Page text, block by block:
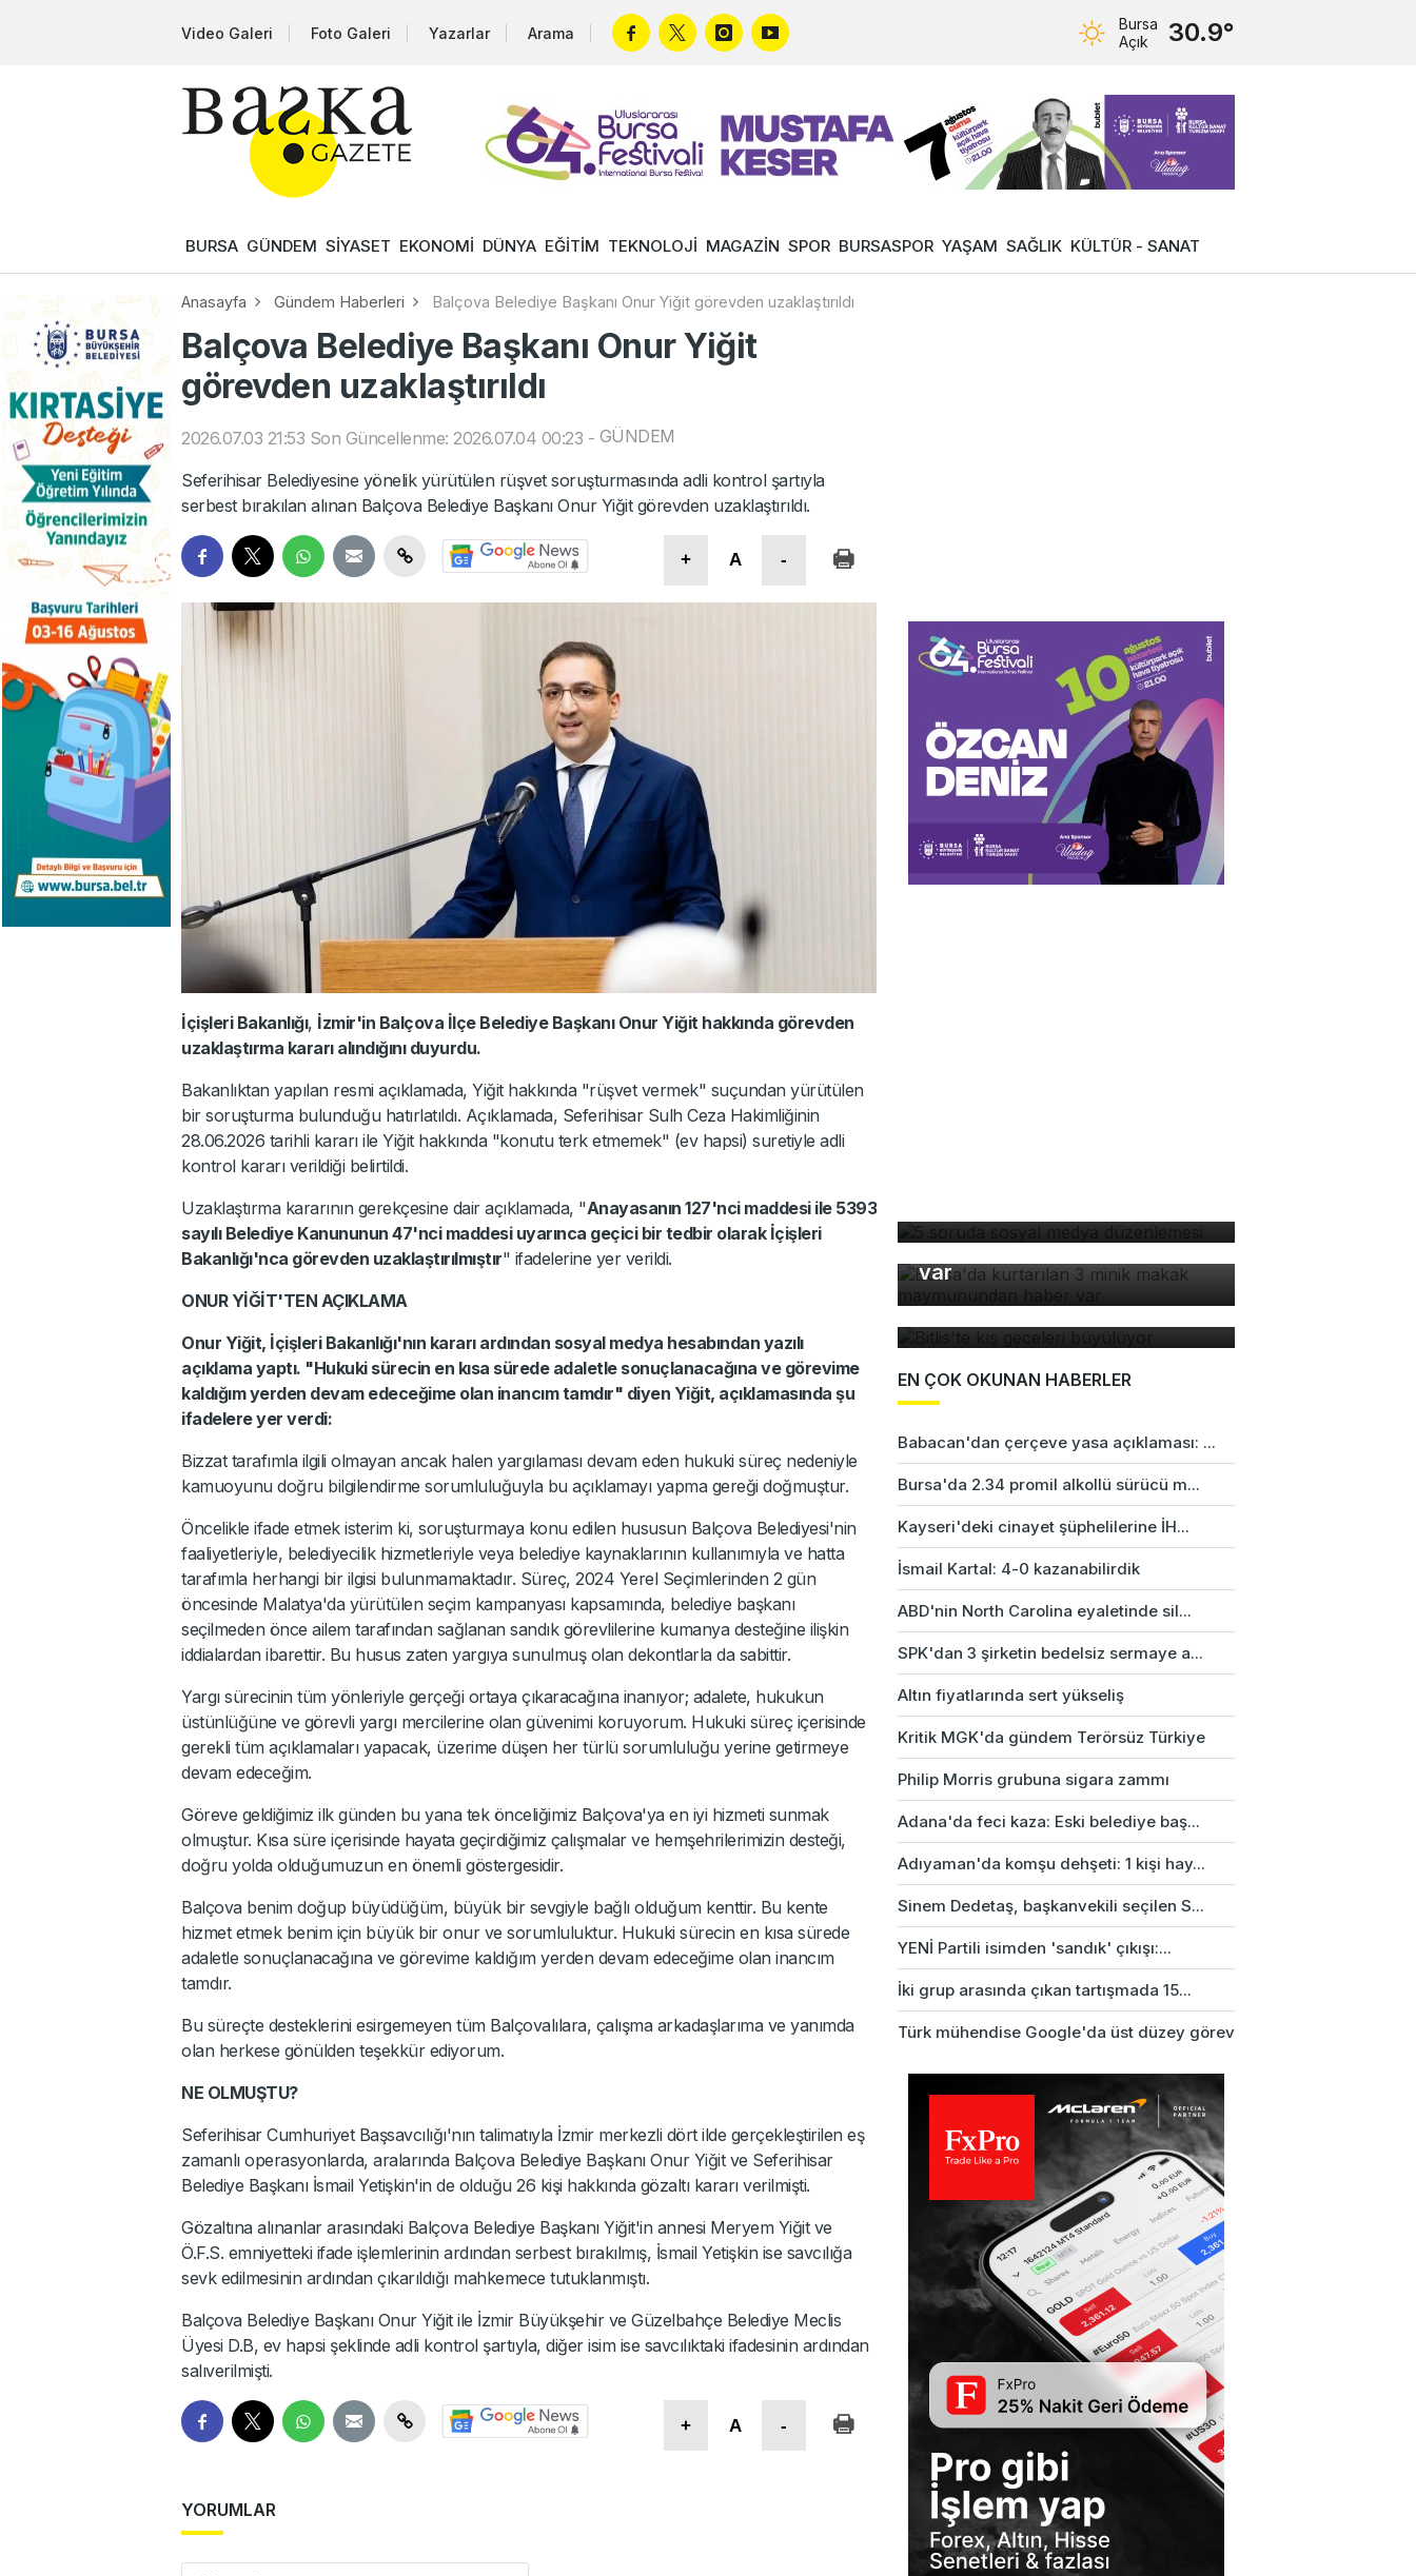
Video Galeri Foto Galeri Yazarlar Arama
Bursa
Açık
30.9°
BURSA GÜNDEM SİYASET EKONOMİ DÜNYA EĞİTİM TEKNOLOJİ MAGAZİN SPOR BURSASPOR YAŞAM SAĞLIK KÜLTÜR - SANAT
Anasayfa Gündem Haberleri Balçova Belediye Başkanı Onur Yiğit görevden uzaklaştırıldı
Balçova Belediye Başkanı Onur Yiğit
görevden uzaklaştırıldı
2026.07.03 21:53 Son Güncellenme: 2026.07.04 00:23 - GÜNDEM
Seferihisar Belediyesine yönelik yürütülen rüşvet soruşturmasında adli kontrol şartıyla
serbest bırakılan alınan Balçova Belediye Başkanı Onur Yiğit görevden uzaklaştırıldı.
+ A -
İçişleri Bakanlığı, İzmir'in Balçova İlçe Belediye Başkanı Onur Yiğit hakkında görevden
uzaklaştırma kararı alındığını duyurdu.
Bakanlıktan yapılan resmi açıklamada, Yiğit hakkında "rüşvet vermek" suçundan yürütülen
bir soruşturma bulunduğu hatırlatıldı. Açıklamada, Seferihisar Sulh Ceza Hakimliğinin
28.06.2026 tarihli kararı ile Yiğit hakkında "konutu terk etmemek" (ev hapsi) suretiyle adli
kontrol kararı verildiği belirtildi.
Uzaklaştırma kararının gerekçesine dair açıklamada, "Anayasanın 127'nci maddesi ile 5393
sayılı Belediye Kanununun 47'nci maddesi uyarınca geçici bir tedbir olarak İçişleri
Bakanlığı'nca görevden uzaklaştırılmıştır" ifadelerine yer verildi.
ONUR YİĞİT'TEN AÇIKLAMA
Onur Yiğit, İçişleri Bakanlığı'nın kararı ardından sosyal medya hesabından yazılı
açıklama yaptı. "Hukuki sürecin en kısa sürede adaletle sonuçlanacağına ve görevime
kaldığım yerden devam edeceğime olan inancım tamdır" diyen Yiğit, açıklamasında şu
ifadelere yer verdi:
Bizzat tarafımla ilgili olmayan ancak halen yargılaması devam eden hukuki süreç nedeniyle
kamuoyunu doğru bilgilendirme sorumluluğuyla bu açıklamayı yapma gereği doğmuştur.
Öncelikle ifade etmek isterim ki, soruşturmaya konu edilen hususun Balçova Belediyesi'nin
faaliyetleriyle, belediyecilik hizmetleriyle veya belediye kaynaklarının kullanımıyla ve hatta
tarafımla herhangi bir ilgisi bulunmamaktadır. Süreç, 2024 Yerel Seçimlerinden 2 gün
öncesinde Malatya'da yürütülen seçim kampanyası kapsamında, belediye başkanı
seçilmeden önce ailem tarafından sağlanan sandık görevlilerine kumanya desteğine ilişkin
iddialardan ibarettir. Bu husus zaten yargıya sunulmuş olan dekontlarla da sabittir.
Yargı sürecinin tüm yönleriyle gerçeği ortaya çıkaracağına inanıyor; adalete, hukukun
üstünlüğüne ve görevli yargı mercilerine olan güvenimi koruyorum. Hukuki süreç içerisinde
gerekli tüm açıklamaları yapacak, üzerime düşen her türlü sorumluluğu yerine getirmeye
devam edeceğim.
Göreve geldiğimiz ilk günden bu yana tek önceliğimiz Balçova'ya en iyi hizmeti sunmak
olmuştur. Kısa süre içerisinde hayata geçirdiğimiz çalışmalar ve hemşehrilerimizin desteği,
doğru yolda olduğumuzun en önemli göstergesidir.
Balçova benim doğup büyüdüğüm, büyük bir sevgiyle bağlı olduğum kenttir. Bu kente
hizmet etmek benim için büyük bir onur ve sorumluluktur. Hukuki sürecin en kısa sürede
adaletle sonuçlanacağına ve görevime kaldığım yerden devam edeceğime olan inancım
tamdır.
Bu süreçte desteklerini esirgemeyen tüm Balçovalılara, çalışma arkadaşlarıma ve yanımda
olan herkese gönülden teşekkür ediyorum.
NE OLMUŞTU?
Seferihisar Cumhuriyet Başsavcılığı'nın talimatıyla İzmir merkezli dört ilde gerçekleştirilen eş
zamanlı operasyonlarda, aralarında Balçova Belediye Başkanı Onur Yiğit ve Seferihisar
Belediye Başkanı İsmail Yetişkin'in de olduğu 26 kişi hakkında gözaltı kararı verilmişti.
Gözaltına alınanlar arasındaki Balçova Belediye Başkanı Yiğit'in annesi Meryem Yiğit ve
Ö.F.S. emniyetteki ifade işlemlerinin ardından serbest bırakılmış, İsmail Yetişkin ise savcılığa
sevk edilmesinin ardından çıkarıldığı mahkemece tutuklanmıştı.
Balçova Belediye Başkanı Onur Yiğit ile İzmir Büyükşehir ve Güzelbahçe Belediye Meclis
Üyesi D.B, ev hapsi şeklinde adli kontrol şartıyla, diğer isim ise savcılıktaki ifadesinin ardından
salıverilmişti.
+ A -
YORUMLAR
Bursa'da kurtarılan 3 minik
makak maymunundan haber
var
Bitlis'te kış geceleri
büyülüyor
EN ÇOK OKUNAN HABERLER
Babacan'dan çerçeve yasa açıklaması: ...
Bursa'da 2.34 promil alkollü sürücü m...
Kayseri'deki cinayet şüphelilerine İH...
İsmail Kartal: 4-0 kazanabilirdik
ABD'nin North Carolina eyaletinde sil...
SPK'dan 3 şirketin bedelsiz sermaye a...
Altın fiyatlarında sert yükseliş
Kritik MGK'da gündem Terörsüz Türkiye
Philip Morris grubuna sigara zammı
Adana'da feci kaza: Eski belediye baş...
Adıyaman'da komşu dehşeti: 1 kişi hay...
Sinem Dedetaş, başkanvekili seçilen S...
YENİ Partili isimden 'sandık' çıkışı:...
İki grup arasında çıkan tartışmada 15...
Türk mühendise Google'da üst düzey görev